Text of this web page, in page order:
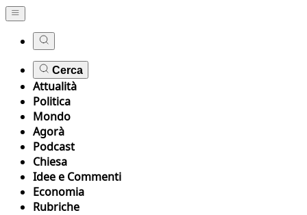
Cerca
Attualità
Politica
Mondo
Agorà
Podcast
Chiesa
Idee e Commenti
Economia
Rubriche